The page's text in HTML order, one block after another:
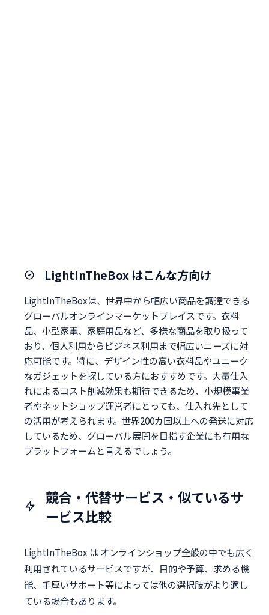
LightInTheBox はこんな方向け
LightInTheBoxは、世界中から幅広い商品を調達できる
グローバルオンラインマーケットプレイスです。衣料
品、小型家電、家庭用品など、多様な商品を取り扱って
おり、個人利用からビジネス利用まで幅広いニーズに対
応可能です。特に、デザイン性の高い衣料品やユニーク
なガジェットを探している方におすすめです。大量仕入
れによるコスト削減効果も期待できるため、小規模事業
者やネットショップ運営者にとっても、仕入れ先として
の活用が考えられます。世界200カ国以上への発送に対応
しているため、グローバル展開を目指す企業にも有用な
プラットフォームと言えるでしょう。
競合・代替サービス・似ているサ
ービス比較
LightInTheBox は オンラインショップ全般の中でも広く
利用されているサービスですが、目的や予算、求める機
能、手厚いサポート等によっては他の選択肢がより適し
ている場合もあります。